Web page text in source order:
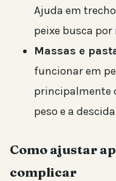
Ajuda em
peixe busca
Massas e
funcionar em
principalmente
peso e a
Como ajustar
complicar